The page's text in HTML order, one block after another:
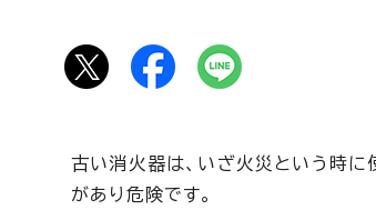
古い消火器は、いざ火災という時に
があり危険です。